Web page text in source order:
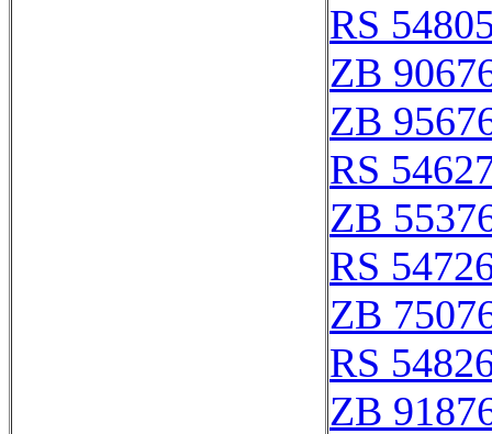
RS
ZB
ZB
RS
ZB
RS
ZB
RS
ZB